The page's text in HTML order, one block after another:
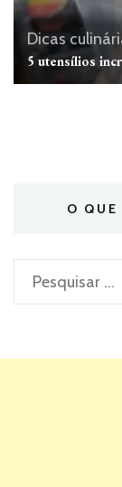
Dicas
5 utensílios
O QUE
Pesquisar
por: